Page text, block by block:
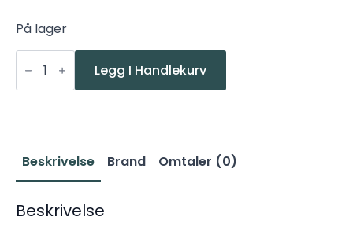
På lager
Konstsmide
E10
1,8W
2pk
antall
Legg I Handlekurv
Beskrivelse Brand Omtaler (0)
Beskrivelse